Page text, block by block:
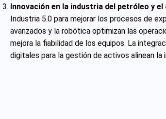
Innovación en la industria del petróleo y el
Industria 5.0 para mejorar los procesos de
avanzados y la robótica optimizan las
mejora la fiabilidad de los equipos. La
digitales para la gestión de activos alinean